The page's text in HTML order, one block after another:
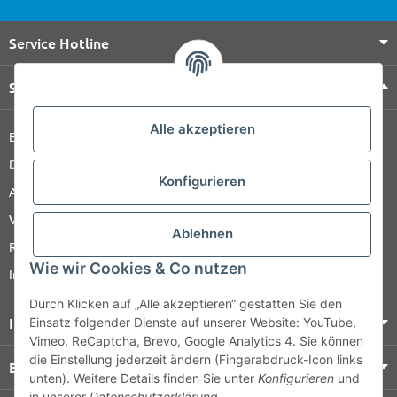
Alle akzeptieren
Konfigurieren
Ablehnen
Wie wir Cookies & Co nutzen
Durch Klicken auf „Alle akzeptieren“ gestatten Sie den
Einsatz folgender Dienste auf unserer Website: YouTube,
Vimeo, ReCaptcha, Brevo, Google Analytics 4. Sie können
die Einstellung jederzeit ändern (Fingerabdruck-Icon links
unten). Weitere Details finden Sie unter Konfigurieren und
Service Hotline
Shop Service
Barrierefreiheitserklärung
Datenschutz
AGB
Versandinformationen
Retour
Impressum
Informationen
Bezahlung & Versand